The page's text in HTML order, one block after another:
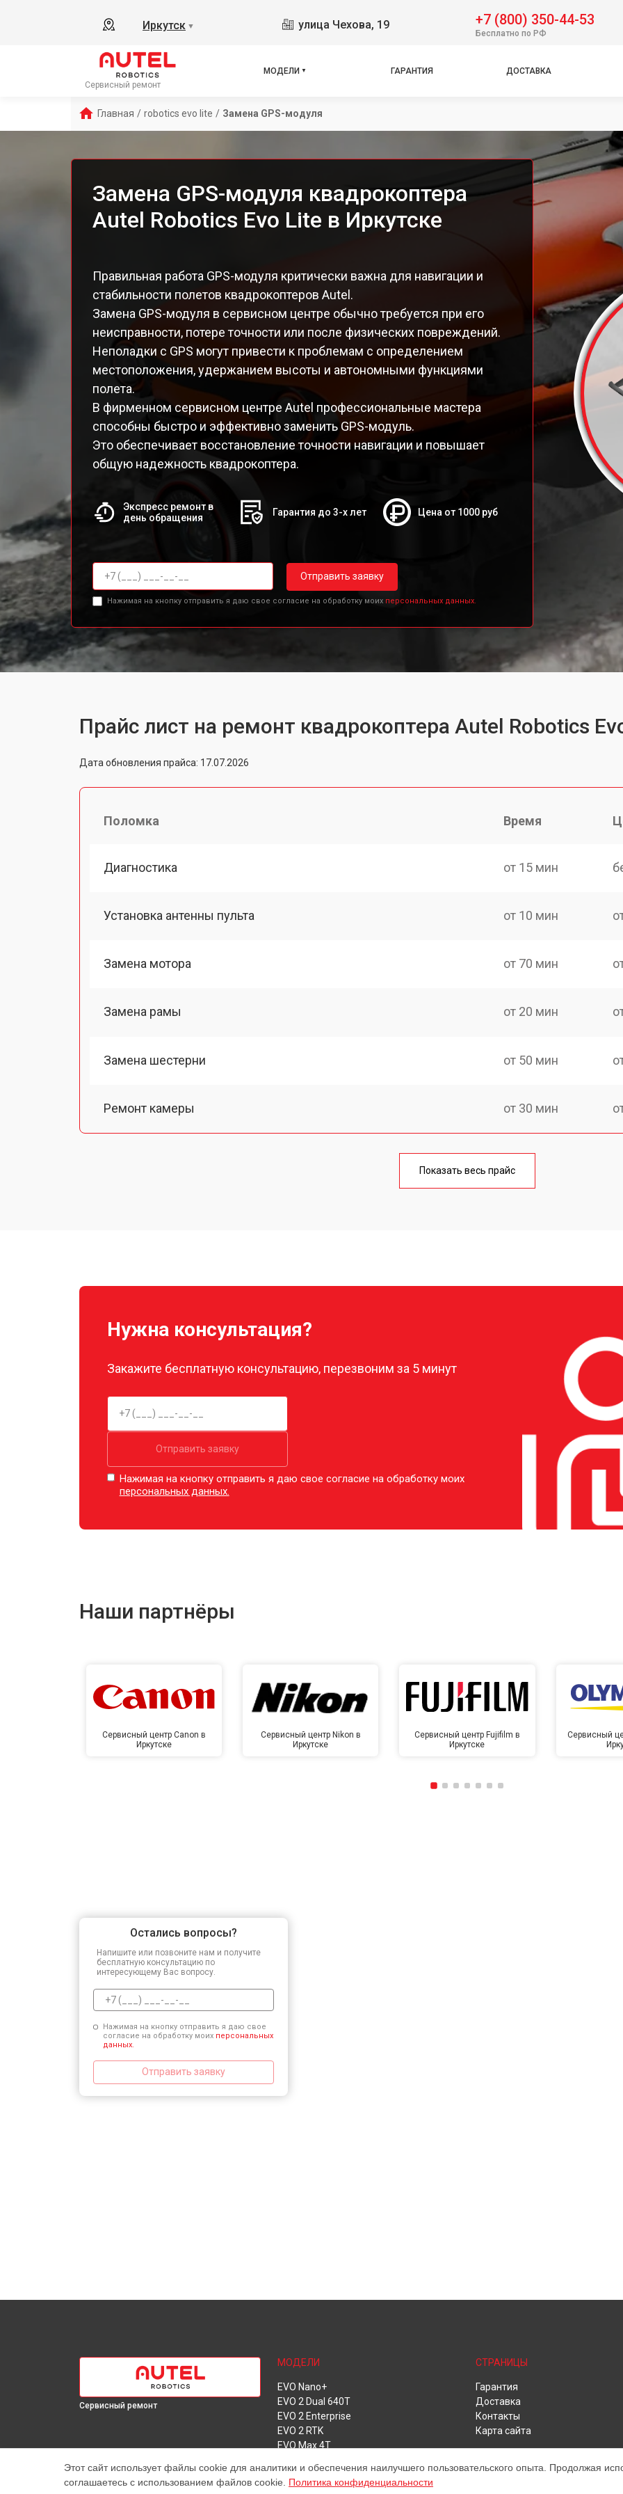
Иркутск ▼ улица Чехова, 19 +7 (800) 350-44-53
Бесплатно по РФ
Сервисный ремонт
МОДЕЛИ ГАРАНТИЯ ДОСТАВКА
Главная / robotics evo lite / Замена GPS-модуля
Замена GPS-модуля квадрокоптера
Autel Robotics Evo Lite в Иркутске
Правильная работа GPS-модуля критически важна для навигации и
стабильности полетов квадрокоптеров Autel.
Замена GPS-модуля в сервисном центре обычно требуется при его
неисправности, потере точности или после физических повреждений.
Неполадки с GPS могут привести к проблемам с определением
местоположения, удержанием высоты и автономными функциями
полета.
В фирменном сервисном центре Autel профессиональные мастера
способны быстро и эффективно заменить GPS-модуль.
Это обеспечивает восстановление точности навигации и повышает
общую надежность квадрокоптера.
Экспресс ремонт в
день обращения
Гарантия до 3-х лет Цена от 1000 руб
Отправить заявку
Нажимая на кнопку отправить я даю свое согласие на обработку моих персональных данных.
Прайс лист на ремонт квадрокоптера Autel Robotics
Дата обновления прайса: 17.07.2026
Поломка Время
Диагностика от 15 мин
Установка антенны пульта от 10 мин
Замена мотора от 70 мин
Замена рамы от 20 мин
Замена шестерни от 50 мин
Ремонт камеры от 30 мин
от 50 мин
Замена аккумулятора
Настройка шифрования Wi-Fi
Прошивка
Показать весь прайс
Нужна консультация?
Закажите бесплатную консультацию, перезвоним за 5 минут
Отправить заявку
Нажимая на кнопку отправить я даю свое согласие на обработку моих
персональных данных.
Наши партнёры
Сервисный центр Canon в
Иркутске
Сервисный центр Nikon в
Иркутске
Сервисный центр Fujifilm в
Иркутске
Сервисный
Остались вопросы?
Напишите или позвоните нам и получите
бесплатную консультацию по
интересующему Вас вопросу.
Нажимая на кнопку отправить я даю свое
согласие на обработку моих персональных
данных.
Отправить заявку
Сервисный ремонт
МОДЕЛИ
EVO Nano+
EVO 2 Dual 640T
EVO 2 Enterprise
EVO 2 RTK
EVO Max 4T
СТРАНИЦЫ
Гарантия
Доставка
Контакты
Карта сайта
Этот сайт использует файлы cookie для аналитики и обеспечения наилучшего пользовательского опыта. Продолжая
соглашаетесь с использованием файлов cookie. Политика конфиденциальности